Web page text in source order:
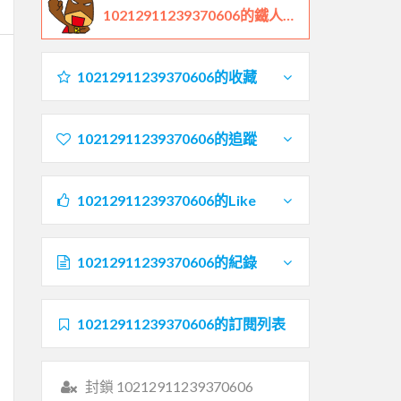
10212911239370606的鐵人檔案
10212911239370606的收藏
10212911239370606的追蹤
10212911239370606的Like
10212911239370606的紀錄
10212911239370606的訂閱列表
封鎖 10212911239370606